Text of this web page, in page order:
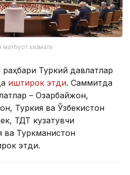
матбуот хизмати
Туркий давлатлар
иштирок этди. Саммитда
– Озарбайжон,
Туркия ва Ўзбекистон
ТДТ кузатувчи
ва Туркманистон
этди.